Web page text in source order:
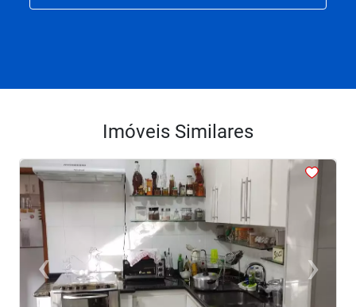
Imóveis Similares
<<<<
‹Previous ›Next